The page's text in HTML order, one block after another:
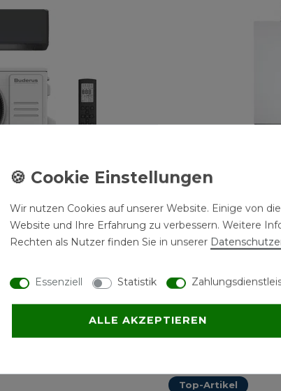
5,3 W S
Set 5,3kW schwarz
ab 500 €
Buderus Logamax
Top-Artikel
Wir nutzen Cookies auf unserer Website. Einige von
Website und Ihre Erfahrung zu verbessern. Weitere
Rechten als Nutzer finden Sie in unserer
Essenziell Statistik
ALLE AKZEPTIEREN